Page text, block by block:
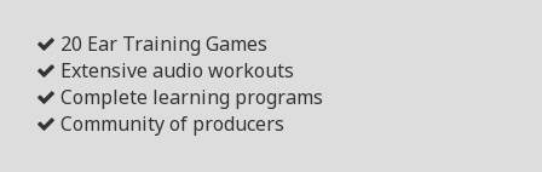
20 Ear Training Games
Extensive audio workouts
Complete learning programs
Community of producers